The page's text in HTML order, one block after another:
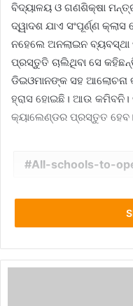
ବିଦ୍ୟାଳୟ ଓ ଗଣଶିକ୍ଷା
ଦ୍ୱାଦଶ ଯାଏ ସଂପୂର୍ଣ୍ଣ
ନହେଲେ ଅନଲାଇନ
ପ୍ରସ୍ତୁତି ଚାଲିଥିବା ସେ
ଡିଇଓମାନଙ୍କ ସହ ଆଲୋଚନା
ହ୍ରାସ ହୋଇଛି। ଆଉ କମିବନି।
କ୍ୟାଲେଣ୍ଡର ପ୍ରସ୍ତୁତ ହେବ।
All-schools-to-